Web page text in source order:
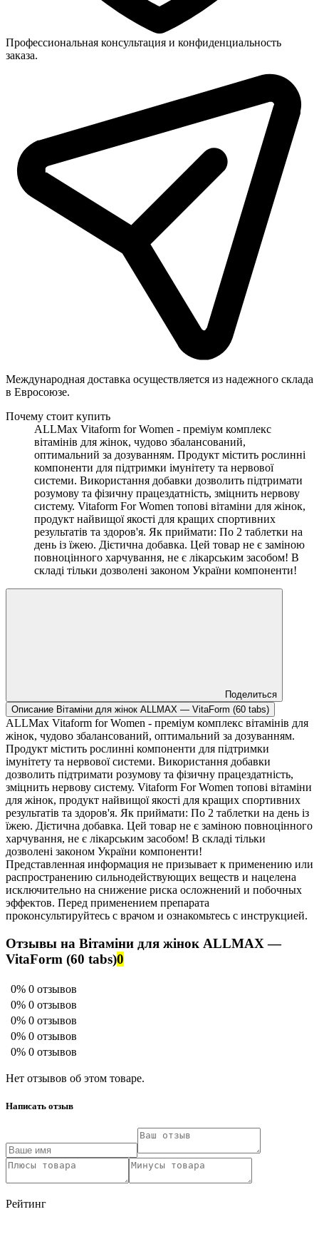
Профессиональная консультация и конфиденциальность
заказа.
Международная доставка осуществляется из надежного склада
в Евросоюзе.
Почему стоит купить
ALLMax​ Vitaform for Women - преміум комплекс
вітамінів для жінок, чудово збалансований,
оптимальний за дозуванням. Продукт містить рослинні
компоненти для підтримки імунітету та нервової
системи. Використання добавки дозволить підтримати
розумову та фізичну працездатність, зміцнить нервову
систему. Vitaform For Women топові вітаміни для жінок,
продукт найвищої якості для кращих спортивних
результатів та здоров'я. Як приймати: По 2 таблетки на
день із їжею. Дієтична добавка. Цей товар не є заміною
повноцінного харчування, не є лікарським засобом! В
складі тільки дозволені законом України компоненти!
Поделиться
Описание Вітаміни для жінок ALLMAX — VitaForm (60 tabs)
ALLMax​ Vitaform for Women - преміум комплекс вітамінів для
жінок, чудово збалансований, оптимальний за дозуванням.
Продукт містить рослинні компоненти для підтримки
імунітету та нервової системи. Використання добавки
дозволить підтримати розумову та фізичну працездатність,
зміцнить нервову систему. Vitaform For Women топові вітаміни
для жінок, продукт найвищої якості для кращих спортивних
результатів та здоров'я. Як приймати: По 2 таблетки на день із
їжею. Дієтична добавка. Цей товар не є заміною повноцінного
харчування, не є лікарським засобом! В складі тільки
дозволені законом України компоненти!
Представленная информация не призывает к применению или
распространению сильнодействующих веществ и нацелена
исключительно на снижение риска осложнений и побочных
эффектов. Перед применением препарата
проконсультируйтесь с врачом и ознакомьтесь с инструкцией.
Отзывы на Вітаміни для жінок ALLMAX —
VitaForm (60 tabs)0
0% 0 отзывов
0% 0 отзывов
0% 0 отзывов
0% 0 отзывов
0% 0 отзывов
Нет отзывов об этом товаре.
Написать отзыв
Рейтинг